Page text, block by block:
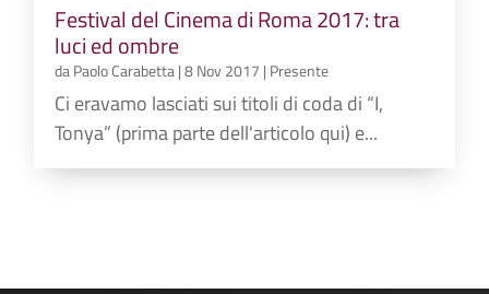
Festival del Cinema di Roma 2017: tra
luci ed ombre
daPaolo Carabetta|8 Nov 2017 | Presente
Ci eravamo lasciati sui titoli di coda di “I,
Tonya” (prima parte dell'articolo qui) e...